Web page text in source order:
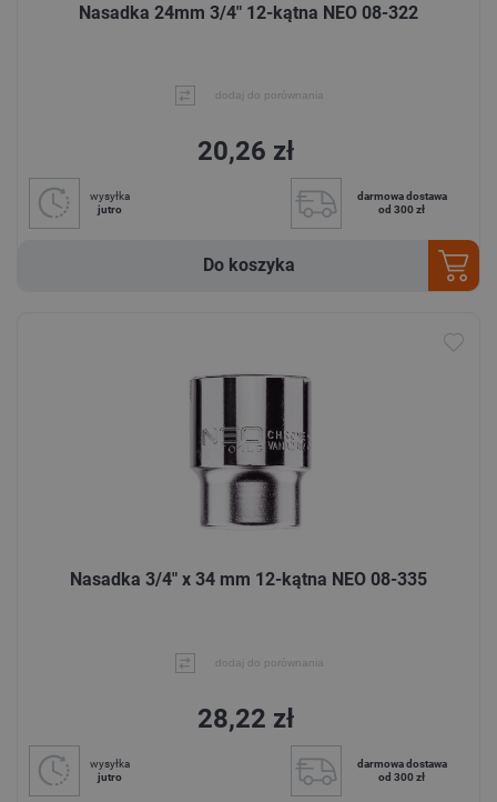
Nasadka 24mm 3/4" 12-kątna NEO 08-322
dodaj do porównania
20,26 zł
wysyłka
jutro
darmowa dostawa
od 300 zł
Do koszyka
Nasadka 3/4" x 34 mm 12-kątna NEO 08-335
dodaj do porównania
28,22 zł
wysyłka
jutro
darmowa dostawa
od 300 zł